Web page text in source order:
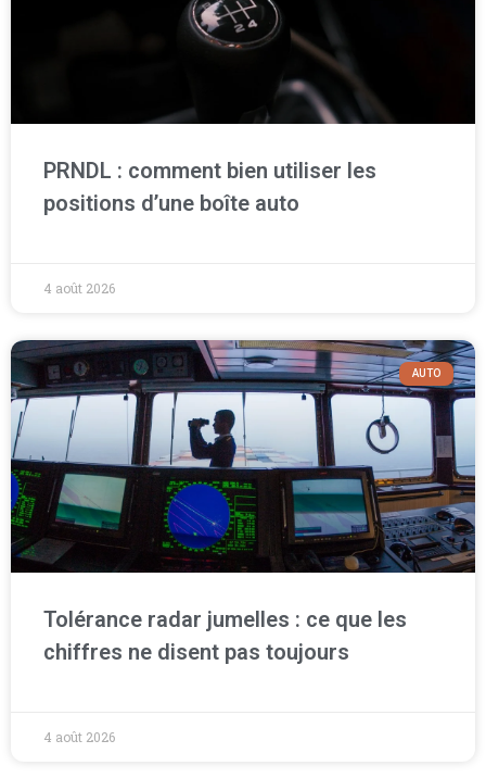
PRNDL : comment bien utiliser les
positions d’une boîte auto
4 août 2026
AUTO
Tolérance radar jumelles : ce que les
chiffres ne disent pas toujours
4 août 2026